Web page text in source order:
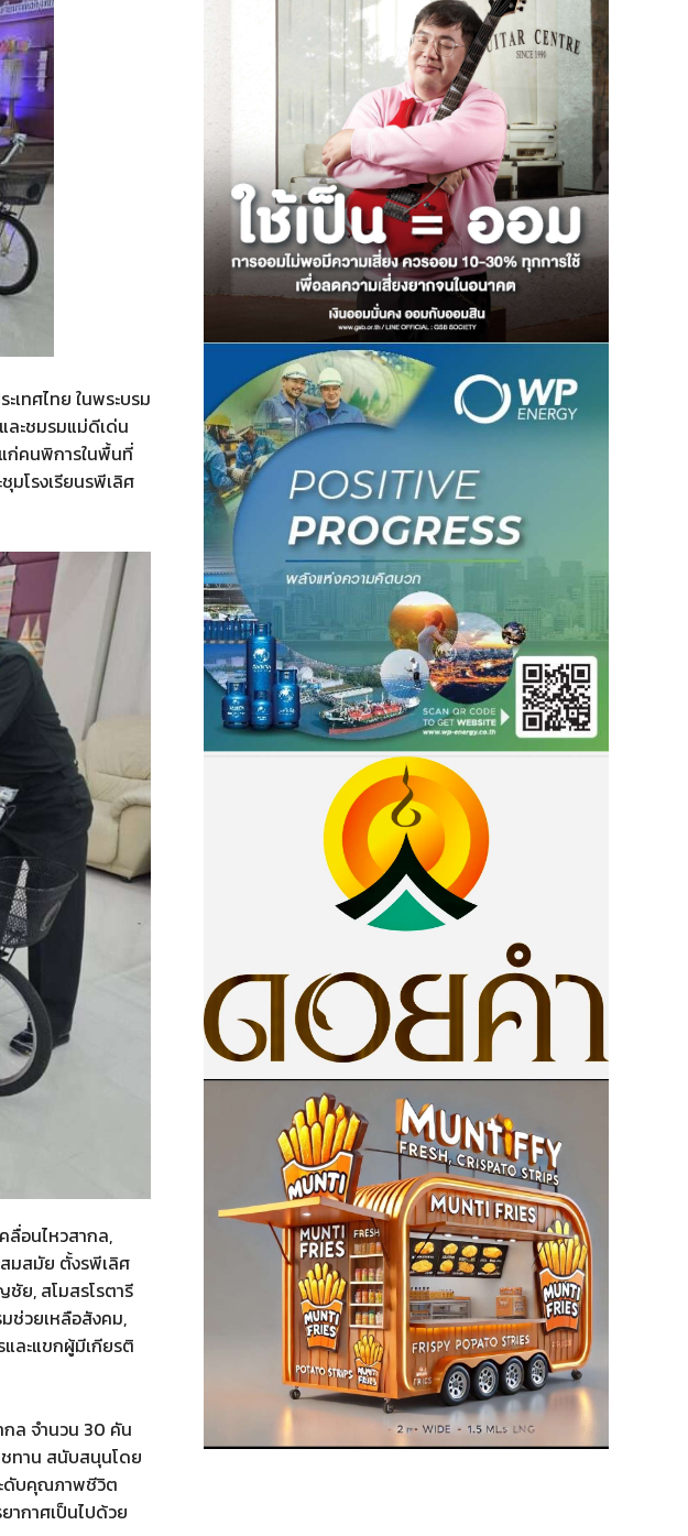
เทศไทย ในพระบรม
ะชมรมแม่ดีเด่น
ก่คนพิการในพื้นที่
มโรงเรียนรพีเลิศ
ลื่อนไหวสากล,
สมสมัย ตั้งรพีเลิศ
ย, สโมสรโรตารี
ช่วยเหลือสังคม,
ละแขกผู้มีเกียรติ
กล จำนวน 30 คัน
ชทาน สนับสนุนโดย
ะดับคุณภาพชีวิต
ากาศเป็นไปด้วย